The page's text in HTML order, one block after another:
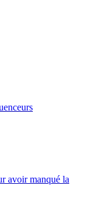
avoir manqué la